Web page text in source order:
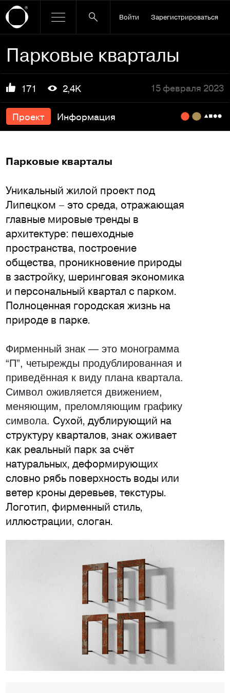
Войти Зарегистрироваться
Парковые кварталы
171 2,4K 15 февраля 2023
Проект Информация
Парковые кварталы
Уникальный жилой проект под
Липецком – это среда, отражающая
главные мировые тренды в
архитектуре: пешеходные
пространства, построение
общества, проникновение природы
в застройку, шеринговая экономика
и персональный квартал с парком.
Полноценная городская жизнь на
природе в парке.
Фирменный знак — это монограмма
“П”, четырежды продублированная и
приведённая к виду плана квартала.
Символ оживляется движением,
меняющим, преломляющим графику
символа. Сухой, дублирующий на
структуру кварталов, знак оживает
как реальный парк за счёт
натуральных, деформирующих
словно рябь поверхность воды или
ветер кроны деревьев, текстуры.
Логотип, фирменный стиль,
иллюстрации, слоган.